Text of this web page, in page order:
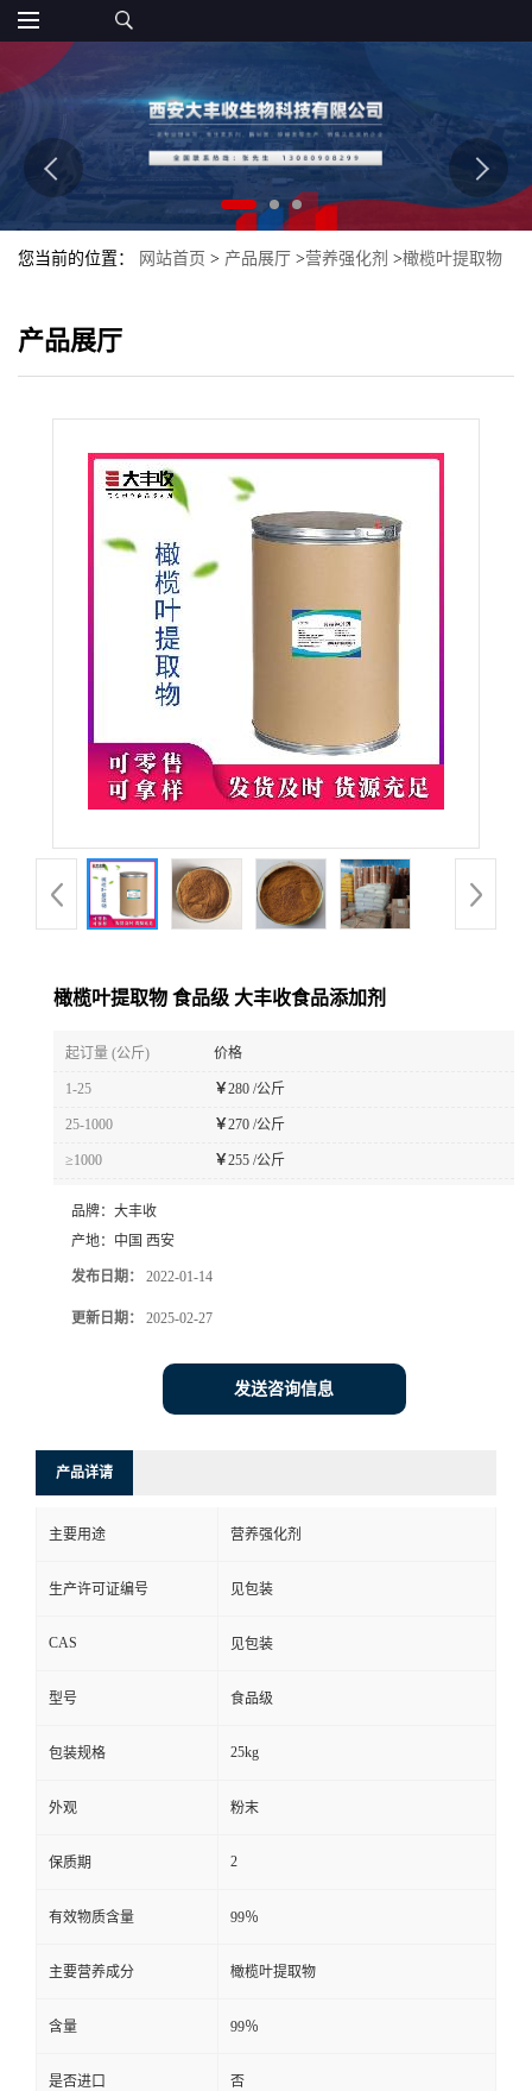
您当前的位置： 网站首页 > 产品展厅 >营养强化剂 >橄榄叶提取物
产品展厅
橄榄叶提取物 食品级 大丰收食品添加剂
起订量 (公斤) 价格
1-25 ￥280 /公斤
25-1000 ￥270 /公斤
≥1000 ￥255 /公斤
品牌： 大丰收
产地： 中国 西安
发布日期： 2022-01-14
更新日期： 2025-02-27
发送咨询信息
产品详请
主要用途 营养强化剂
生产许可证编号 见包装
CAS 见包装
型号 食品级
包装规格 25kg
外观 粉末
保质期 2
有效物质含量 99％
主要营养成分 橄榄叶提取物
含量 99％
是否进口 否